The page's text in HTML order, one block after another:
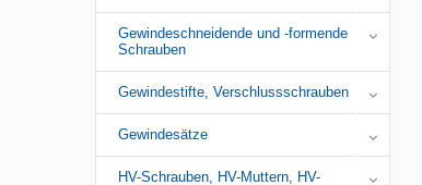
Gewindeschneidende und -formende
Schrauben
Gewindestifte, Verschlussschrauben
Gewindesätze
HV-Schrauben, HV-Muttern, HV-